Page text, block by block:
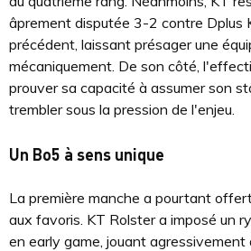
âprement disputée 3-2 contre Dplus
précédent, laissant présager une
mécaniquement. De son côté,
prouver sa capacité à assumer son
trembler sous la pression de l'enjeu.
Un Bo5 à sens unique
La première manche a pourtant
aux favoris. KT Rolster a imposé un
en early game, jouant agressivement